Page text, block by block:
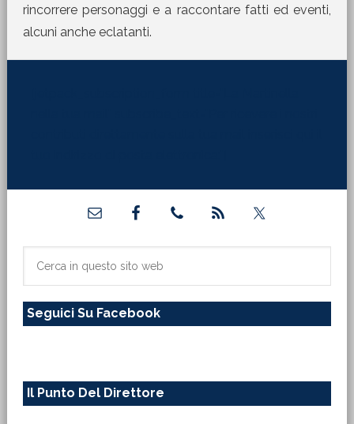
rincorrere personaggi e a raccontare fatti ed eventi,
alcuni anche eclatanti.
primaria
sito
Seguici Su Facebook
Il Punto Del Direttore